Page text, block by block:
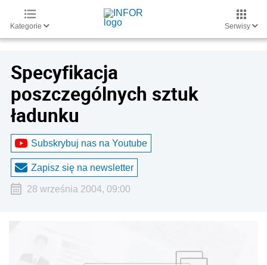
Kategorie Serwisy
Specyfikacja
poszczególnych sztuk
ładunku
Subskrybuj nas na Youtube
Zapisz się na newsletter
28 września 2004, 09:00